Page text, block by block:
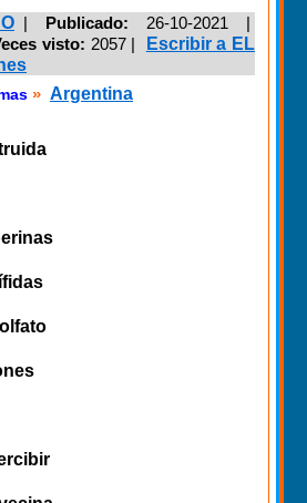
| Publicado:
26-10-2021 |
visto: 2057 |
Escribir a EL
» Argentina